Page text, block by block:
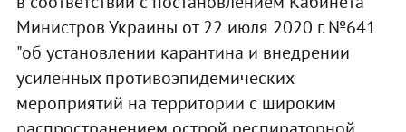
Министров Украины от 22 июля 2020 г. №641
"об установлении карантина и внедрении
усиленных противоэпидемических
мероприятий на территории с широким